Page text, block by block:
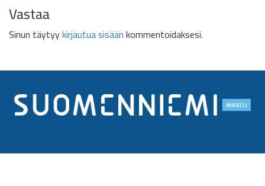
Vastaa
Sinun täytyykirjautua sisäänkommentoidaksesi.